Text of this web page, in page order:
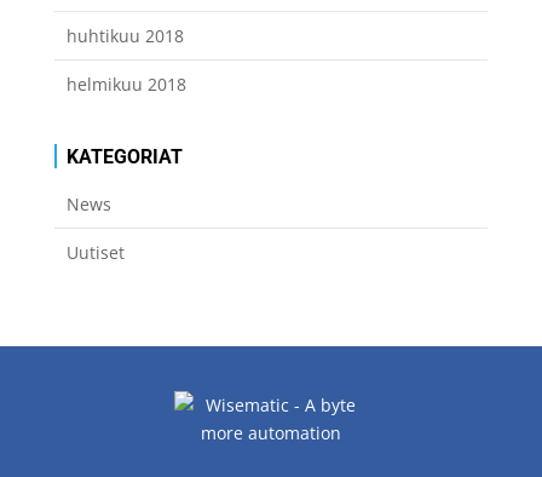
huhtikuu 2018
helmikuu 2018
KATEGORIAT
News
Uutiset